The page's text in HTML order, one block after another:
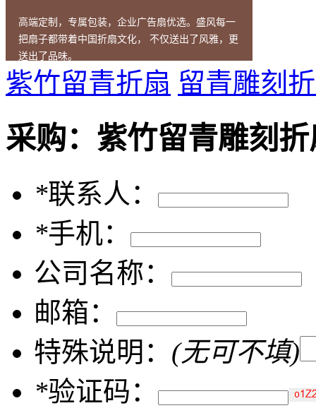
高端定制，专属包装，企业广告扇优选。盛风每一
把扇子都带着中国折扇文化， 不仅送出了风雅，更
送出了品味。
紫竹留青折扇 留青雕刻
采购： 紫竹留青雕刻
*联系人：
*手机：
公司名称：
邮箱：
特殊说明： (无可不填)
*验证码：